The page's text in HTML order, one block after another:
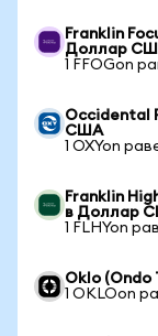
Franklin
Доллар
1 FFOGon
Occidental
США
1 OXYon
Franklin
в Доллар
1 FLHYon
Oklo
1 OKLOon